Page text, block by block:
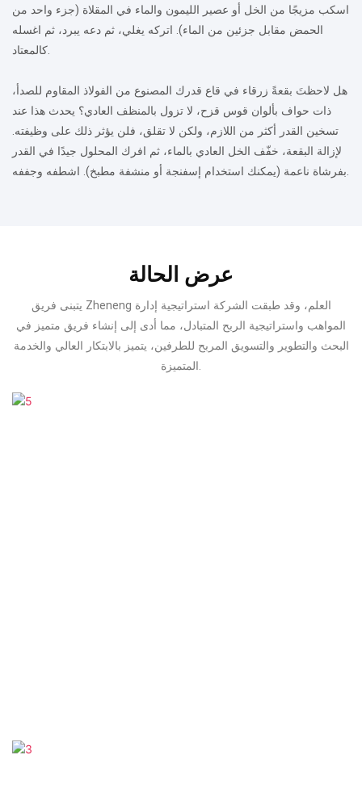
اسكب مزيجًا من الخل أو عصير الليمون والماء في المقلاة (جزء واحد من
الحمض مقابل جزئين من الماء). اتركه يغلي، ثم دعه يبرد، ثم اغسله
كالمعتاد.
هل لاحظتَ بقعةً زرقاء في قاع قدرك المصنوع من الفولاذ المقاوم للصدأ،
ذات حواف بألوان قوس قزح، لا تزول بالمنظف العادي؟ يحدث هذا عند
تسخين القدر أكثر من اللازم، ولكن لا تقلق، فلن يؤثر ذلك على وظيفته.
لإزالة البقعة، خفّف الخل العادي بالماء، ثم افرك المحلول جيدًا في القدر
بفرشاة ناعمة (يمكنك استخدام إسفنجة أو منشفة مطبخ).اشطفه وجففه.
عرض الحالة
يتبنى فريق Zheneng العلم، وقد طبقت الشركة استراتيجية إدارة
المواهب واستراتيجية الربح المتبادل، مما أدى إلى إنشاء فريق متميز في
البحث والتطوير والتسويق المربح للطرفين، يتميز بالابتكار العالي والخدمة
المتميزة.